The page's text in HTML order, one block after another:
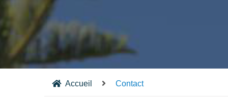
Accueil Contact